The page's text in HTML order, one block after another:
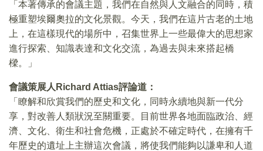
「本著傳承的會議主題，我們在自然與人文融合的同時，積
極重塑埃爾奧拉的文化景觀。今天，我們在這片古老的土地
上，在這樣現代的場所中，召集世界上一些最偉大的思想家
進行探索、知識表達和文化交流，為過去與未來搭起橋
樑。」
會議策展人 Richard Attias評論道：
「瞭解和欣賞我們的歷史和文化，同時永續地與新一代分
享，對改善人類狀況至關重要。目前世界各地面臨政治、經
濟、文化、衛生和社會危機，正處於不確定時代，在擁有千
年歷史的遺址上主辦這次會議，將使我們能夠以謙卑和人道